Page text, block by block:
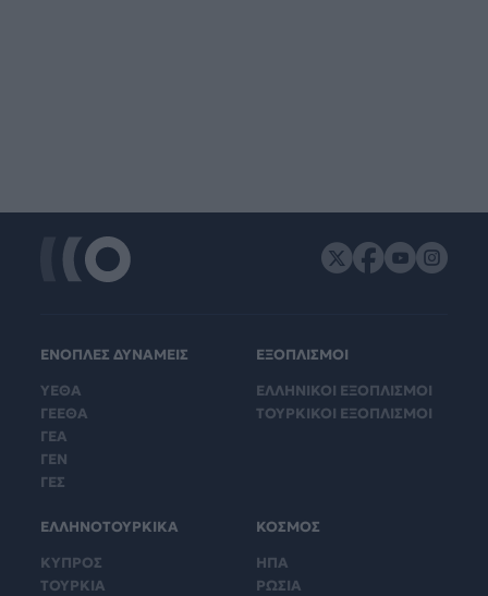
ΕΝΟΠΛΕΣ ΔΥΝΑΜΕΙΣ
ΥΕΘΑ
ΓΕΕΘΑ
ΓΕΑ
ΓΕΝ
ΓΕΣ
ΕΞΟΠΛΙΣΜΟΙ
ΕΛΛΗΝΙΚΟΙ ΕΞΟΠΛΙΣΜΟΙ
ΤΟΥΡΚΙΚΟΙ ΕΞΟΠΛΙΣΜΟΙ
ΕΛΛΗΝΟΤΟΥΡΚΙΚΑ
ΚΥΠΡΟΣ
ΤΟΥΡΚΙΑ
ΚΟΣΜΟΣ
ΗΠΑ
ΡΩΣΙΑ